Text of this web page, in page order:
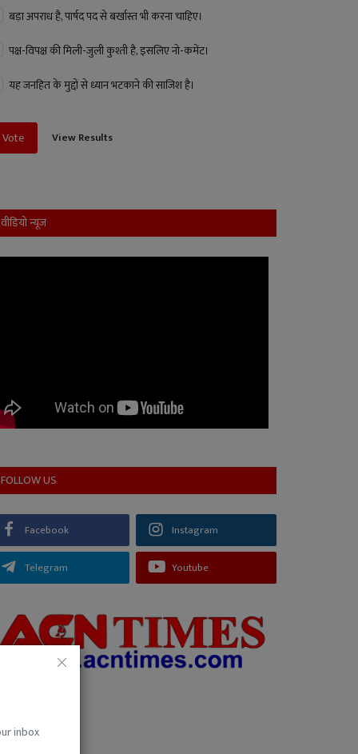
inbox
बड़ा अपराध है, पार्षद पद से बर्खास्त भी करना चाहिए।
पक्ष-विपक्ष की मिली-जुली कुश्ती है, इसलिए नो-कमेंट।
यह जनहित के मुद्दों से ध्यान भटकाने की साजिश है।
Vote View Results
वीडियो न्यूज
FOLLOW US
Facebook Instagram
Telegram Youtube